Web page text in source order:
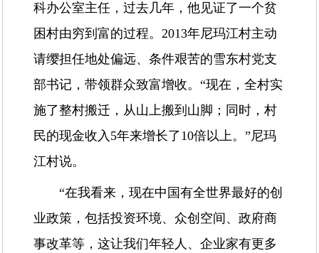
科办公室主任，过去几年，他见证了一个贫
困村由穷到富的过程。2013年尼玛江村主动
请缨担任地处偏远、条件艰苦的雪东村党支
部书记，带领群众致富增收。“现在，全村实
施了整村搬迁，从山上搬到山脚；同时，村
民的现金收入5年来增长了10倍以上。”尼玛
江村说。
“在我看来，现在中国有全世界最好的创
业政策，包括投资环境、众创空间、政府商
事改革等，这让我们年轻人、企业家有更多